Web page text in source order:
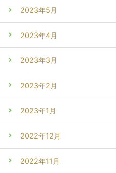
2023年5月
2023年4月
2023年3月
2023年2月
2023年1月
2022年12月
2022年11月